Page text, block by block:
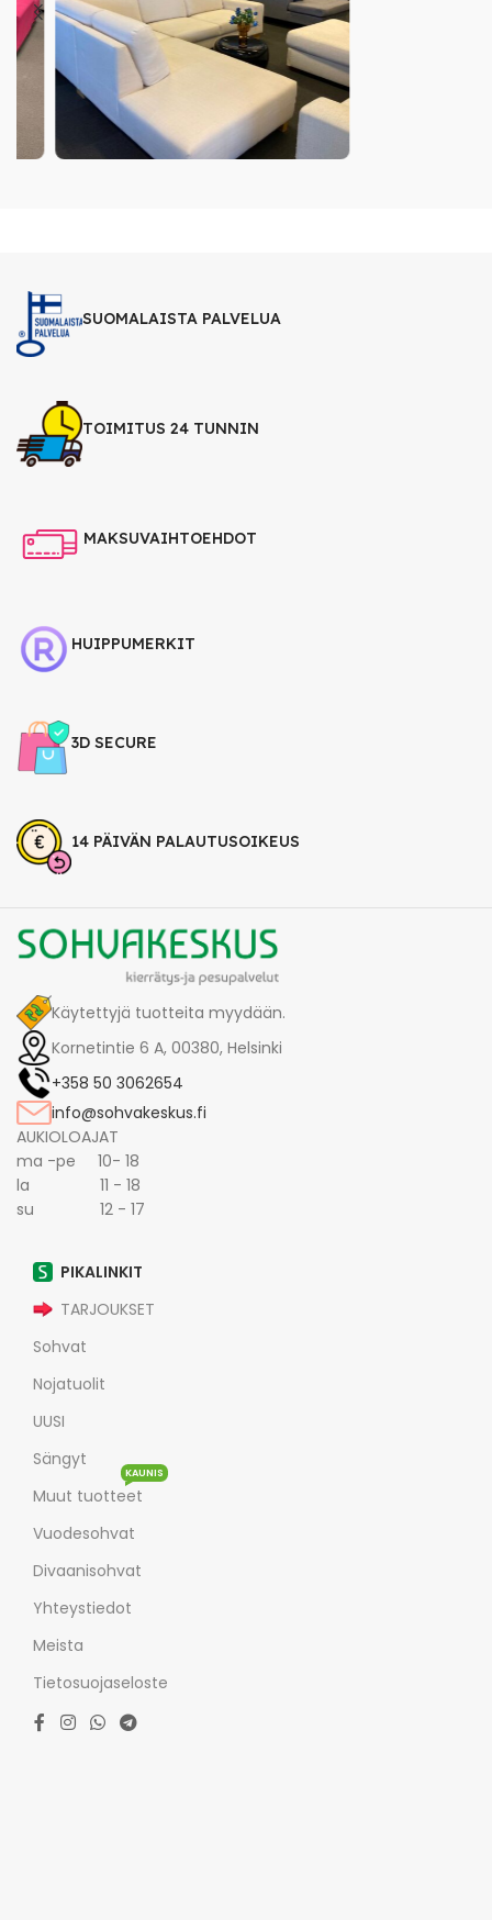
SUOMALAISTA PALVELUA
TOIMITUS 24 TUNNIN
MAKSUVAIHTOEHDOT
HUIPPUMERKIT
3D SECURE
14 PÄIVÄN PALAUTUSOIKEUS
Käytettyjä tuotteita myydään.
Kornetintie 6 A, 00380, Helsinki
+358 50 3062654
info@sohvakeskus.fi
AUKIOLOAJAT
ma -pe 10- 18
la 11 - 18
su 12 - 17
PIKALINKIT
TARJOUKSET
Sohvat
Nojatuolit
UUSI
Sängyt
Muut tuotteet
KAUNIS
Vuodesohvat
Divaanisohvat
Yhteystiedot
Meista
Tietosuojaseloste